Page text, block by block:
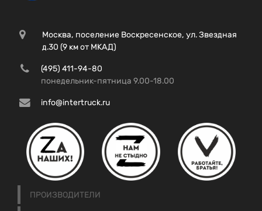
Москва, поселение Воскресенское, ул. Звездная
д.30 (9 км от МКАД)
(495) 411-94-80
понедельник-пятница 9.00-18.00
info@intertruck.ru
ПРОИЗВОДИТЕЛИ